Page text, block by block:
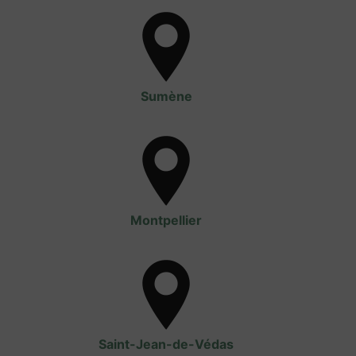
Sumène
Montpellier
Saint-Jean-de-Védas